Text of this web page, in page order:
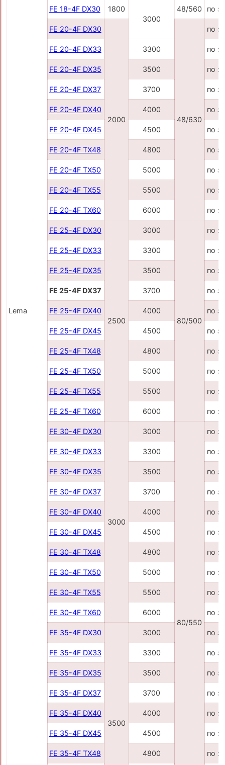
Lema
FE 18-4F DX30
1800
3000
48/560 по
FE 20-4F DX30
2000 48/630
по
FE 20-4F DX33 3300 по
FE 20-4F DX35 3500 по
FE 20-4F DX37 3700 по
FE 20-4F DX40 4000 по
FE 20-4F DX45 4500 по
FE 20-4F TX48 4800 по
FE 20-4F TX50 5000 по
FE 20-4F TX55 5500 по
FE 20-4F TX60 6000 по
FE 25-4F DX30
2500
3000
80/500
по
FE 25-4F DX33 3300 по
FE 25-4F DX35 3500 по
FE 25-4F DX37 3700 по
FE 25-4F DX40 4000 по
FE 25-4F DX45 4500 по
FE 25-4F TX48 4800 по
FE 25-4F TX50 5000 по
FE 25-4F TX55 5500 по
FE 25-4F TX60 6000 по
FE 30-4F DX30
3000
3000
80/550
по
FE 30-4F DX33 3300 по
FE 30-4F DX35 3500 по
FE 30-4F DX37 3700 по
FE 30-4F DX40 4000 по
FE 30-4F DX45 4500 по
FE 30-4F TX48 4800 по
FE 30-4F TX50 5000 по
FE 30-4F TX55 5500 по
FE 30-4F TX60 6000 по
FE 35-4F DX30
3500
3000 по
FE 35-4F DX33 3300 по
FE 35-4F DX35 3500 по
FE 35-4F DX37 3700 по
FE 35-4F DX40 4000 по
FE 35-4F DX45 4500 по
FE 35-4F TX48 4800 по